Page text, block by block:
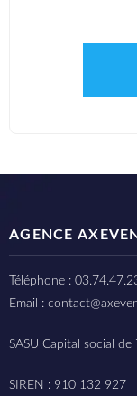
AGENCE
Téléphone :
Email :
SASU Capital social de
SIREN : 910 132 927